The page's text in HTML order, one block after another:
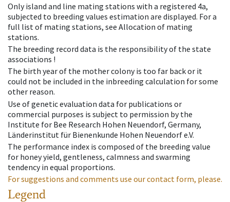
Only island and line mating stations with a registered 4a,
subjected to breeding values estimation are displayed. For a
full list of mating stations, see Allocation of mating
stations.
The breeding record data is the responsibility of the state
associations !
The birth year of the mother colony is too far back or it
could not be included in the inbreeding calculation for some
other reason.
Use of genetic evaluation data for publications or
commercial purposes is subject to permission by the
Institute for Bee Research Hohen Neuendorf, Germany,
Länderinstitut für Bienenkunde Hohen Neuendorf e.V.
The performance index is composed of the breeding value
for honey yield, gentleness, calmness and swarming
tendency in equal proportions.
For suggestions and comments use our contact form, please.
Legend